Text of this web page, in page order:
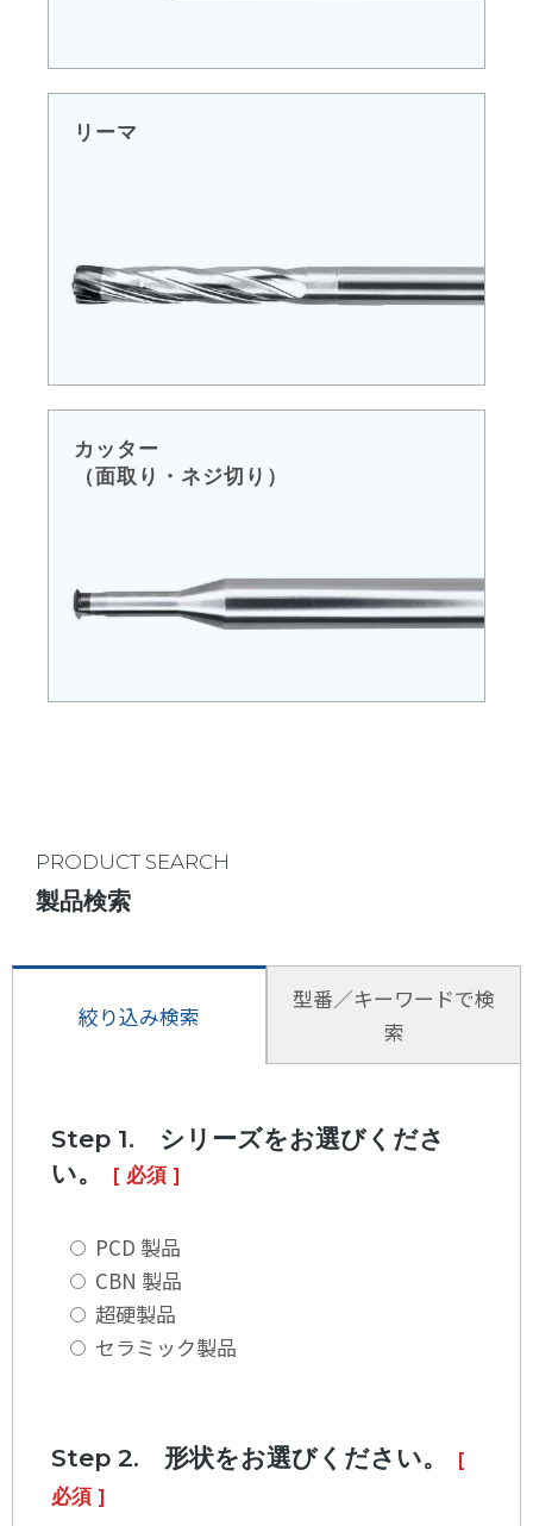
リーマ
カッター
（面取り・ネジ切り）
PRODUCT SEARCH
製品検索
絞り込み検索
型番／キーワードで検
索
Step 1. シリーズをお選びくださ
い。
[ 必須 ]
PCD 製品
CBN 製品
超硬製品
セラミック製品
Step 2. 形状をお選びください。
[
必須 ]